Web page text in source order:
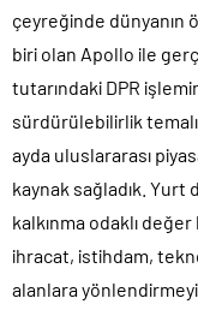
çeyreğinde dünyanın
biri olan Apollo ile
tutarındaki DPR
sürdürülebilirlik
ayda uluslararası
kaynak sağladık. Yurt
kalkınma odaklı
ihracat, istihdam,
alanlara